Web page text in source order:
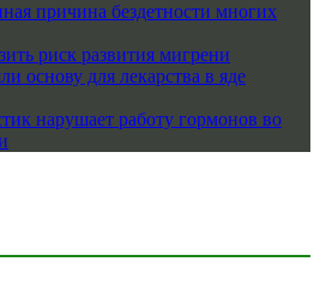
причина бездетности многих
риск развития мигрени
для лекарства в яде
нарушает работу гормонов во